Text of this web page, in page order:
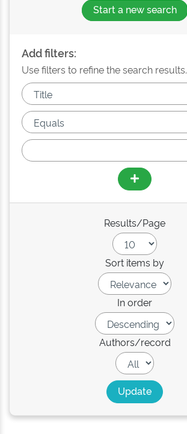
Start a new search
Add filters:
Use filters to refine the search results.
Results/Page
Sort items by
In order
Authors/record